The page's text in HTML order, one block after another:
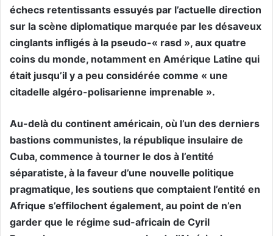
échecs retentissants essuyés par l’actuelle direction
sur la scène diplomatique marquée par les désaveux
cinglants infligés à la pseudo-« rasd », aux quatre
coins du monde, notamment en Amérique Latine qui
était jusqu’il y a peu considérée comme « une
citadelle algéro-polisarienne imprenable ».
Au-delà du continent américain, où l’un des derniers
bastions communistes, la république insulaire de
Cuba, commence à tourner le dos à l’entité
séparatiste, à la faveur d’une nouvelle politique
pragmatique, les soutiens que comptaient l’entité en
Afrique s’effilochent également, au point de n’en
garder que le régime sud-africain de Cyril